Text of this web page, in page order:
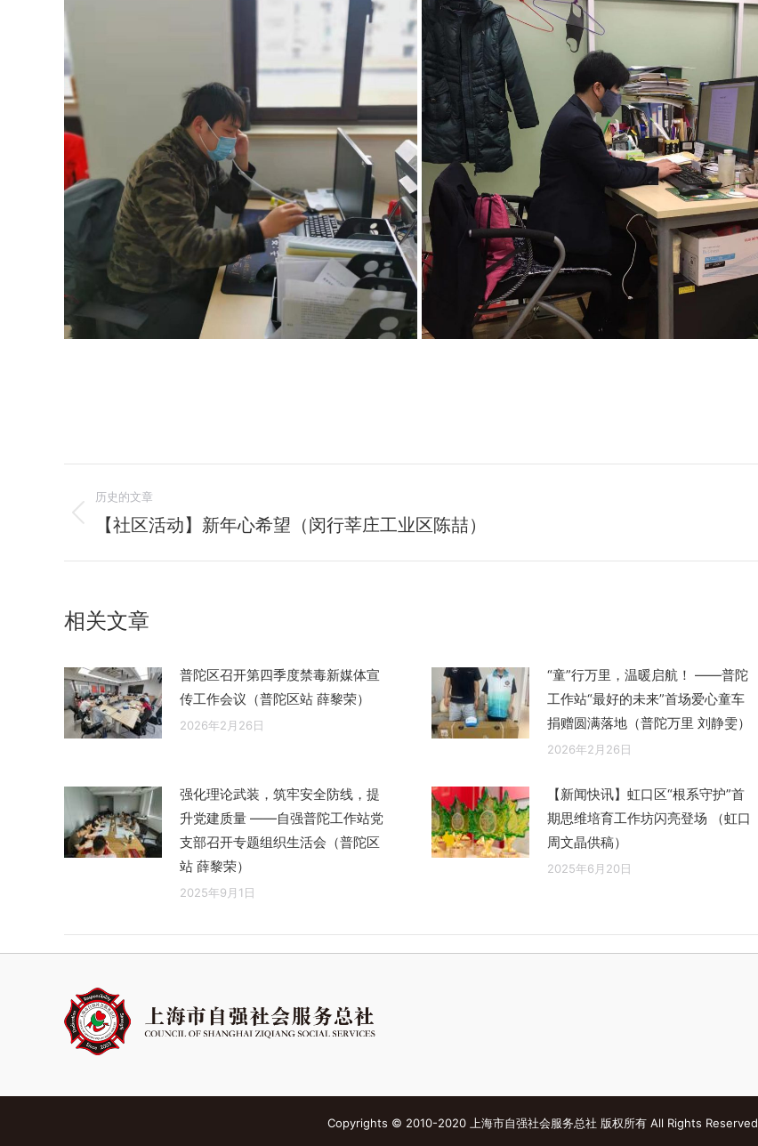
章
导
航
历史的文章
历
章：
【社区活动】新年心希望（闵行莘庄工业区陈喆）
相关文章
普陀区召开第四季度禁毒新媒体宣
传工作会议（普陀区站 薛黎荣）
2026年2月26日
“童”行万里，温暖启航！ ——普陀
工作站“最好的未来”首场爱心童车
捐赠圆满落地（普陀万里 刘静雯）
2026年2月26日
强化理论武装，筑牢安全防线，提
升党建质量 ——自强普陀工作站党
支部召开专题组织生活会（普陀区
站 薛黎荣）
2025年9月1日
【新闻快讯】虹口区“根系守护”首
期思维培育工作坊闪亮登场 （虹口
周文晶供稿）
2025年6月20日
Copyrights © 2010-2020 上海市自强社会服务总社 版权所有 All Rights Reserved